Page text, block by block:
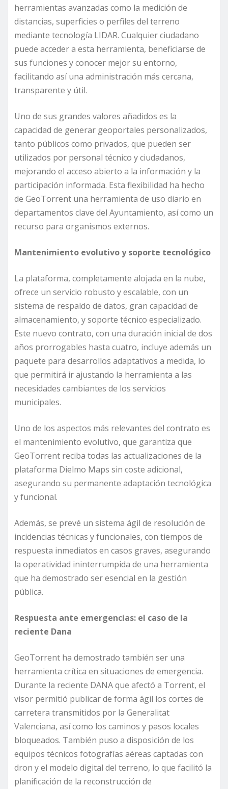
herramientas avanzadas como la medición de
distancias, superficies o perfiles del terreno
mediante tecnología LIDAR. Cualquier ciudadano
puede acceder a esta herramienta, beneficiarse de
sus funciones y conocer mejor su entorno,
facilitando así una administración más cercana,
transparente y útil.
Uno de sus grandes valores añadidos es la
capacidad de generar geoportales personalizados,
tanto públicos como privados, que pueden ser
utilizados por personal técnico y ciudadanos,
mejorando el acceso abierto a la información y la
participación informada. Esta flexibilidad ha hecho
de GeoTorrent una herramienta de uso diario en
departamentos clave del Ayuntamiento, así como un
recurso para organismos externos.
Mantenimiento evolutivo y soporte tecnológico
La plataforma, completamente alojada en la nube,
ofrece un servicio robusto y escalable, con un
sistema de respaldo de datos, gran capacidad de
almacenamiento, y soporte técnico especializado.
Este nuevo contrato, con una duración inicial de dos
años prorrogables hasta cuatro, incluye además un
paquete para desarrollos adaptativos a medida, lo
que permitirá ir ajustando la herramienta a las
necesidades cambiantes de los servicios
municipales.
Uno de los aspectos más relevantes del contrato es
el mantenimiento evolutivo, que garantiza que
GeoTorrent reciba todas las actualizaciones de la
plataforma Dielmo Maps sin coste adicional,
asegurando su permanente adaptación tecnológica
y funcional.
Además, se prevé un sistema ágil de resolución de
incidencias técnicas y funcionales, con tiempos de
respuesta inmediatos en casos graves, asegurando
la operatividad ininterrumpida de una herramienta
que ha demostrado ser esencial en la gestión
pública.
Respuesta ante emergencias: el caso de la
reciente Dana
GeoTorrent ha demostrado también ser una
herramienta crítica en situaciones de emergencia.
Durante la reciente DANA que afectó a Torrent, el
visor permitió publicar de forma ágil los cortes de
carretera transmitidos por la Generalitat
Valenciana, así como los caminos y pasos locales
bloqueados. También puso a disposición de los
equipos técnicos fotografías aéreas captadas con
dron y el modelo digital del terreno, lo que facilitó la
planificación de la reconstrucción de